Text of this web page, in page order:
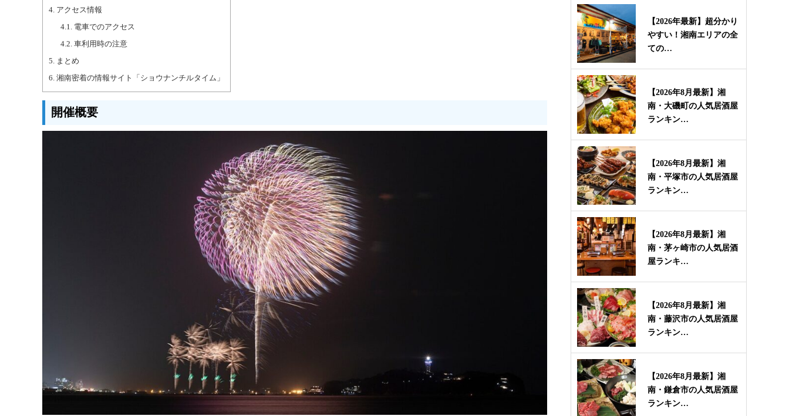
4. アクセス情報
4.1.
電車でのアクセス
4.2. 車利用時の注意
5.
まとめ
6. 湘南密着の情報サイト「ショウナンチルタイム」
開催概要
【2026年最新】超分かり
やすい！湘南エリアの全
ての…
【2026年8月最新】湘
南・大磯町の人気居酒屋
ランキン…
【2026年8月最新】湘
南・平塚市の人気居酒屋
ランキン…
【2026年8月最新】湘
南・茅ヶ崎市の人気居酒
屋ランキ…
【2026年8月最新】湘
南・藤沢市の人気居酒屋
ランキン…
【2026年8月最新】湘
南・鎌倉市の人気居酒屋
ランキン…